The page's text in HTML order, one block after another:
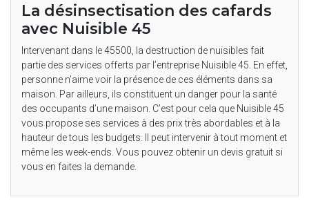
La désinsectisation des cafards
avec Nuisible 45
Intervenant dans le 45500, la destruction de nuisibles fait
partie des services offerts par l’entreprise Nuisible 45. En effet,
personne n’aime voir la présence de ces éléments dans sa
maison. Par ailleurs, ils constituent un danger pour la santé
des occupants d’une maison. C’est pour cela que Nuisible 45
vous propose ses services à des prix très abordables et à la
hauteur de tous les budgets. Il peut intervenir à tout moment et
même les week-ends. Vous pouvez obtenir un devis gratuit si
vous en faites la demande.